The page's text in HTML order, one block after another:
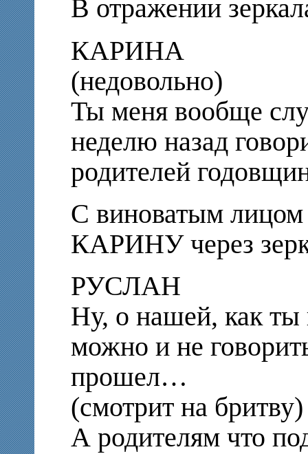
В отражении
КАРИНА
(недовольно)
Ты меня вообще
неделю назад
родителей
С виноватым
КАРИНУ через
РУСЛАН
Ну, о нашей, как
можно и не
прошел…
(смотрит на бритву)
А родителям что